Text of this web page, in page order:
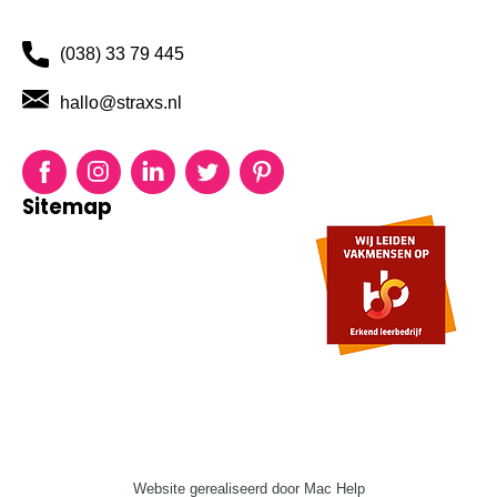
(038) 33 79 445
hallo@straxs.nl
FacebookInstagramLinkedInTwitterPinterest
Sitemap
Website gerealiseerd door Mac Help